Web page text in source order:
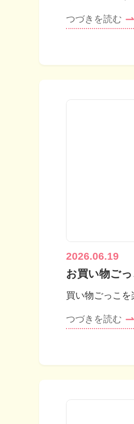
つづきを読む
2026.06.19
お買い物ご
買い物ごっこを
つづきを読む